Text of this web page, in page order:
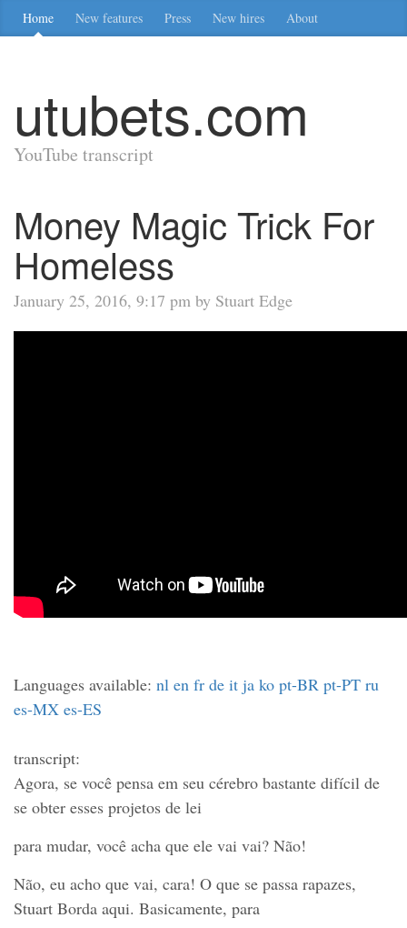
Home New features Press New hires About
utubets.com
YouTube transcript
Money Magic Trick For
Homeless
January 25, 2016, 9:17 pm by Stuart Edge
Languages available: nl en fr de it ja ko pt-BR pt-PT ru
es-MX es-ES
transcript:
Agora, se você pensa em seu cérebro bastante difícil de
se obter esses projetos de lei
para mudar, você acha que ele vai vai? Não!
Não, eu acho que vai, cara! O que se passa rapazes,
Stuart Borda aqui. Basicamente, para